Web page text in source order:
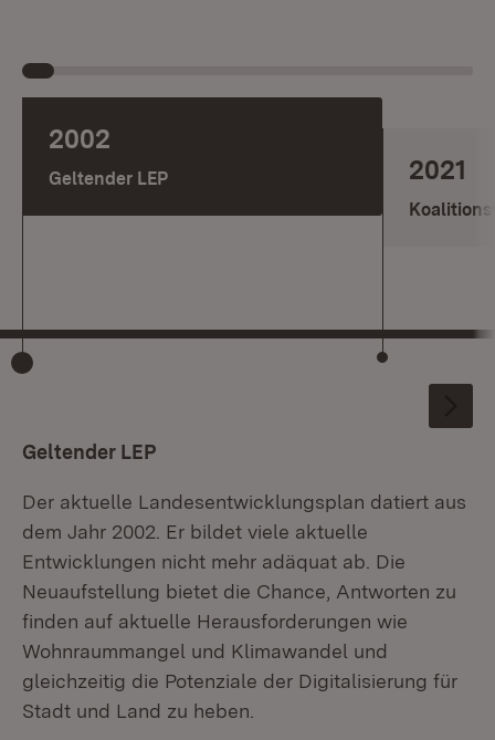
2002
Geltender LEP 2021
:Geltender LEP
Der aktuelle Landesentwicklungsplan datiert aus
dem Jahr 2002. Er bildet viele aktuelle
Entwicklungen nicht mehr adäquat ab. Die
Neuaufstellung bietet die Chance, Antworten zu
finden auf aktuelle Herausforderungen wie
Wohnraummangel und Klimawandel und
gleichzeitig die Potenziale der Digitalisierung für
Stadt und Land zu heben.